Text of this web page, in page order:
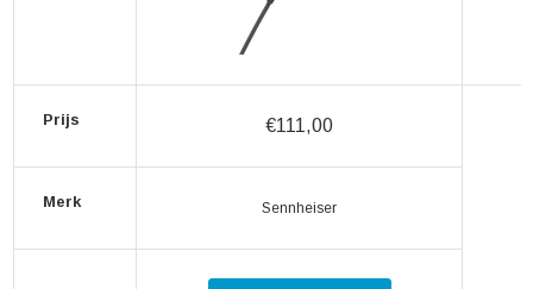
Prijs €111,00
Merk Sennheiser